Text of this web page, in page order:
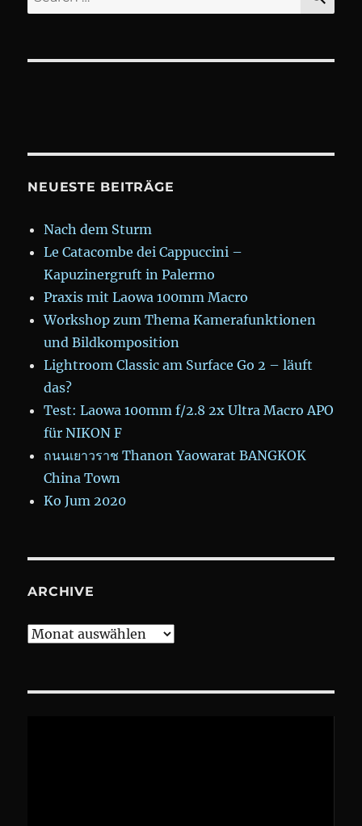
for:
NEUESTE BEITRÄGE
Nach dem Sturm
Le Catacombe dei Cappuccini –
Kapuzinergruft in Palermo
Praxis mit Laowa 100mm Macro
Workshop zum Thema Kamerafunktionen
und Bildkomposition
Lightroom Classic am Surface Go 2 – läuft
das?
Test: Laowa 100mm f/2.8 2x Ultra Macro APO
für NIKON F
ถนนเยาวราช Thanon Yaowarat BANGKOK
China Town
Ko Jum 2020
ARCHIVE
Archive